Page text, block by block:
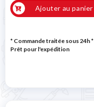
Ajouter au panier
* Commande traitée sous 24h*
Prêt pour l'expédition